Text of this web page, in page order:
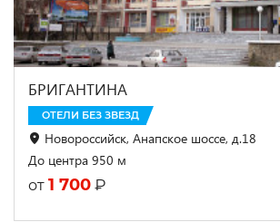
БРИГАНТИНА
ОТЕЛИ БЕЗ ЗВЕЗД
Новороссийск, Анапское шоссе, д.18
До центра 950 м
от 1 700 ₽